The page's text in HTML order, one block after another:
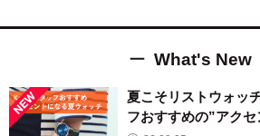
What's New
夏こそリストウォッ
フおすすめの”アク